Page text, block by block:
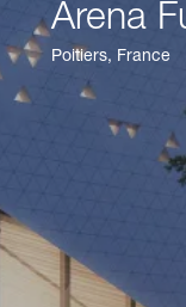
Arena
Poitiers, France
Arena
Poitiers, France
Maître
ville de Poitiers
Conception
une salle à